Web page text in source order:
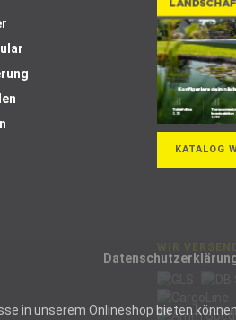
in unserem Onlineshop bieten
KATALOG